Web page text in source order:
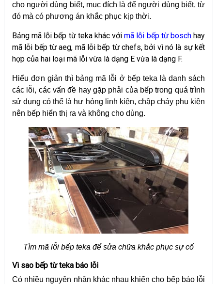
cho người dùng biết, mục đích là để người dùng biết, từ
đó mà có phương án khắc phục kịp thời.
Bảng mã lỗi bếp từ teka khác vớimã lỗi bếp từ boschhay
mã lỗi bếp từ aeg, mã lỗi bếp từ chefs, bởi vì nó là sự kết
hợp của hai loại mã lỗi vừa là dạng E vừa là dạng F.
Hiểu đơn giản thì bảng mã lỗi ở bếp teka là danh sách
các lỗi, các vấn đề hay gặp phải của bếp trong quá trình
sử dụng có thể là hư hỏng linh kiện, chập cháy phụ kiện
nên bếp hiển thị ra và không cho dùng.
Tìm mã lỗi bếp teka để sửa chữa khắc phục sự cố
Vì sao bếp từ teka báo lỗi
Có nhiều nguyên nhân khác nhau khiến cho bếp báo lỗi